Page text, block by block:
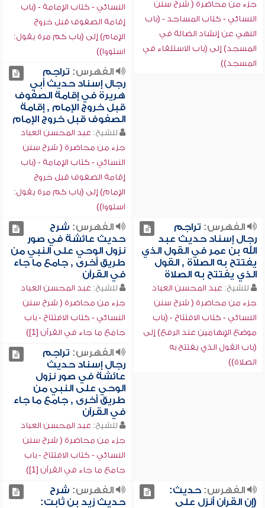
جزء من محاضرة ( شرح سنن
النسائي - كتاب المساجد - (باب
النهي عن إنشاد الضالة في
المسجد) إلى (باب الاستلقاء في
المسجد))
النسائي - كتاب الإمامة - (باب
إقامة الصفوف قبل خروج
الإمام) إلى (باب كم مرة يقول:
استووا))
الفهرس: تراجم
رجال إسناد حديث أبي
هريرة في إقامة الصفوف
قبل خروج الإمام , إقامة
الصفوف قبل خروج الإمام
للشيخ: عبد المحسن العباد
جزء من محاضرة ( شرح سنن
النسائي - كتاب الإمامة - (باب
إقامة الصفوف قبل خروج
الإمام) إلى (باب كم مرة يقول:
استووا))
الفهرس: تراجم
رجال إسناد حديث عبد
الله بن عمر في القول الذي
يفتتح به الصلاة , القول
الذي يفتتح به الصلاة
للشيخ: عبد المحسن العباد
جزء من محاضرة ( شرح سنن
النسائي - كتاب الافتتاح - (باب
موضع الإبهامين عند الرفع) إلى
(باب القول الذي يفتتح به
الصلاة))
الفهرس: شرح
حديث عائشة في صور
نزول الوحي على النبي من
طريق أخرى , جامع ما جاء
في القرآن
للشيخ: عبد المحسن العباد
جزء من محاضرة ( شرح سنن
النسائي - كتاب الافتتاح - باب
جامع ما جاء في القرآن [1])
الفهرس: تراجم
رجال إسناد حديث
عائشة في صور نزول
الوحي على النبي من
طريق أخرى , جامع ما جاء
في القرآن
للشيخ: عبد المحسن العباد
جزء من محاضرة ( شرح سنن
النسائي - كتاب الافتتاح - باب
جامع ما جاء في القرآن [1])
الفهرس:حديث:
(إن القرآن أنزل على
الفهرس: شرح
حديث زيد بن ثابت: